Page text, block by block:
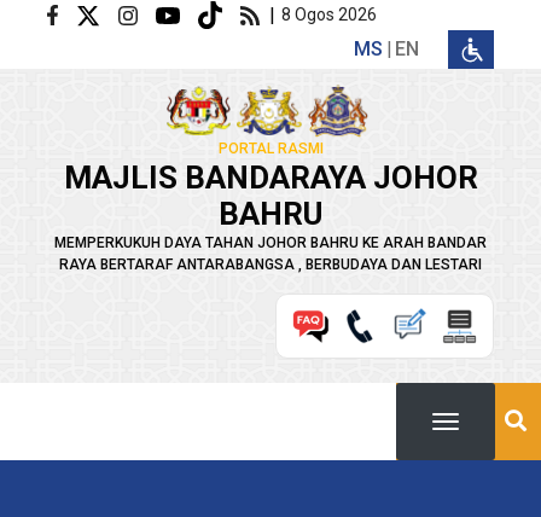
Langkau ke kandungan utama | 8 Ogos 2026
MS EN
PORTAL RASMI
MAJLIS BANDARAYA JOHOR
BAHRU
MEMPERKUKUH DAYA TAHAN JOHOR BAHRU KE ARAH BANDAR
RAYA BERTARAF ANTARABANGSA , BERBUDAYA DAN LESTARI